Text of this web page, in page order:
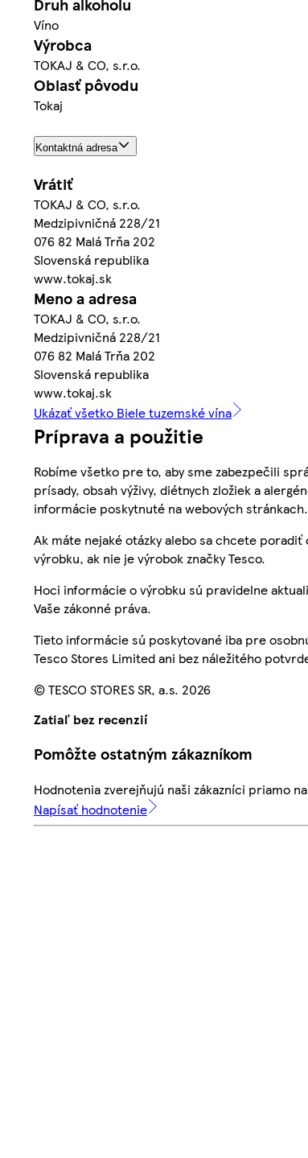
Víno
Výrobca
TOKAJ & CO, s.r.o.
Oblasť pôvodu
Tokaj
Kontaktná adresa
Vrátiť
TOKAJ & CO, s.r.o.
Medzipivničná 228/21
076 82 Malá Trňa 202
Slovenská republika
www.tokaj.sk
Meno a adresa
TOKAJ & CO, s.r.o.
Medzipivničná 228/21
076 82 Malá Trňa 202
Slovenská republika
www.tokaj.sk
Ukázať všetko Biele tuzemské vína
Príprava a použitie
Robíme všetko pre to, aby sme zabezpečili
prísady, obsah výživy, diétnych zložiek a
informácie poskytnuté na webových stránkach.
Ak máte nejaké otázky alebo sa chcete
výrobku, ak nie je výrobok značky Tesco.
Hoci informácie o výrobku sú pravidelne
Vaše zákonné práva.
Tieto informácie sú poskytované iba pre
Tesco Stores Limited ani bez náležitého
© TESCO STORES SR, a.s. 2026
Zatiaľ bez recenzií
Pomôžte ostatným zákazníkom
Hodnotenia zverejňujú naši zákazníci priamo
Napísať hodnotenie